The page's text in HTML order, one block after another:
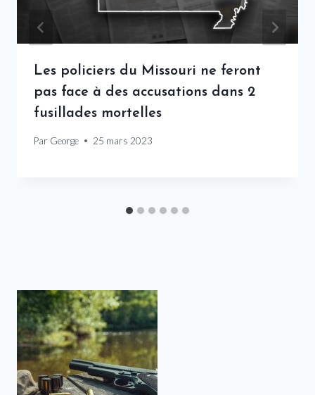
Les policiers du Missouri ne feront
pas face à des accusations dans 2
fusillades mortelles
Par George 25 mars 2023